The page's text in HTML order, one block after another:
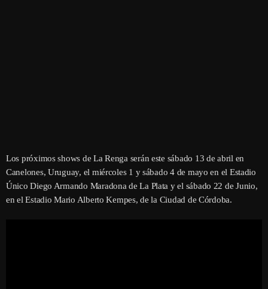
Los próximos shows de La Renga serán este sábado 13 de abril en
Canelones, Uruguay, el miércoles 1 y sábado 4 de mayo en el Estadio
Único Diego Armando Maradona de La Plata y el sábado 22 de Junio,
en el Estadio Mario Alberto Kempes, de la Ciudad de Córdoba.